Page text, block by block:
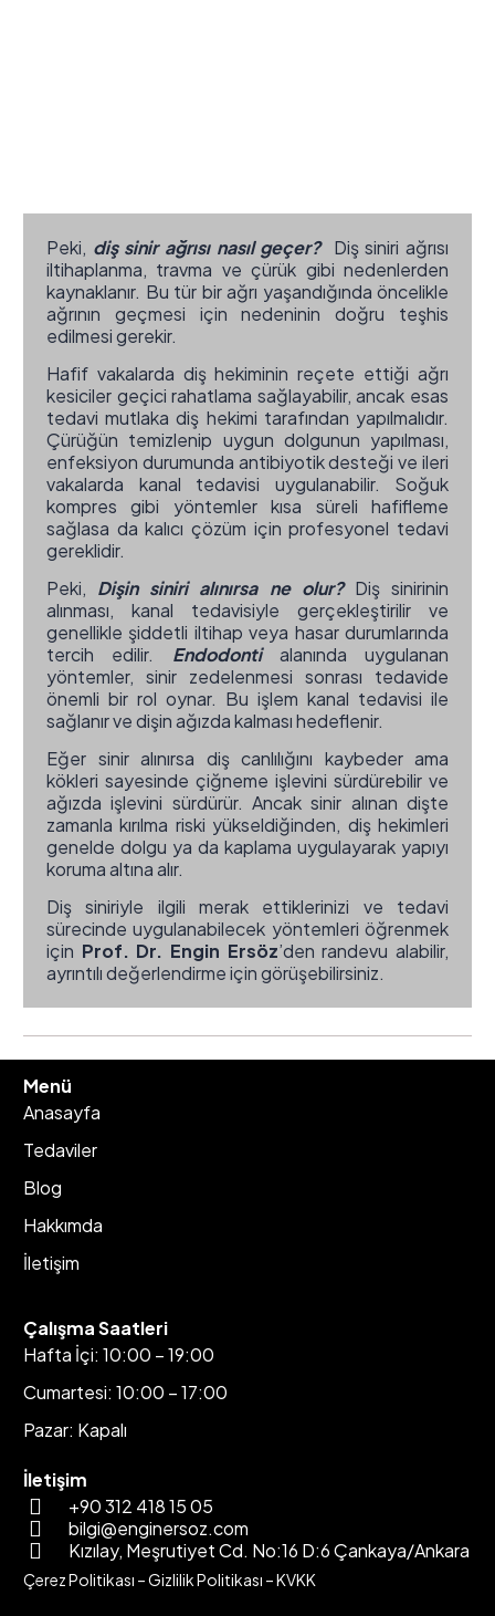
Peki, diş sinir ağrısı nasıl geçer?
Diş siniri ağrısı
iltihaplanma, travma ve çürük gibi nedenlerden
kaynaklanır. Bu tür bir ağrı yaşandığında öncelikle
ağrının geçmesi için nedeninin doğru teşhis
edilmesi gerekir.
Hafif vakalarda diş hekiminin reçete ettiği ağrı
kesiciler geçici rahatlama sağlayabilir, ancak esas
tedavi mutlaka diş hekimi tarafından yapılmalıdır.
Çürüğün temizlenip uygun dolgunun yapılması,
enfeksiyon durumunda antibiyotik desteği ve ileri
vakalarda kanal tedavisi uygulanabilir. Soğuk
kompres gibi yöntemler kısa süreli hafifleme
sağlasa da kalıcı çözüm için profesyonel tedavi
gereklidir.
Peki, Dişin siniri alınırsa ne olur?Diş sinirinin
alınması, kanal tedavisiyle gerçekleştirilir ve
genellikle şiddetli iltihap veya hasar durumlarında
tercih edilir. Endodonti alanında uygulanan
yöntemler, sinir zedelenmesi sonrası tedavide
önemli bir rol oynar. Bu işlem kanal tedavisi ile
sağlanır ve dişin ağızda kalması hedeflenir.
Eğer sinir alınırsa diş canlılığını kaybeder ama
kökleri sayesinde çiğneme işlevini sürdürebilir ve
ağızda işlevini sürdürür. Ancak sinir alınan dişte
zamanla kırılma riski yükseldiğinden, diş hekimleri
genelde dolgu ya da kaplama uygulayarak yapıyı
koruma altına alır.
Diş siniriyle ilgili merak ettiklerinizi ve tedavi
sürecinde uygulanabilecek yöntemleri öğrenmek
için Prof. Dr. Engin Ersöz’den randevu alabilir,
ayrıntılı değerlendirme için görüşebilirsiniz.
Menü
Anasayfa
Tedaviler
Blog
Hakkımda
İletişim
Çalışma Saatleri
Hafta İçi: 10:00 – 19:00
Cumartesi: 10:00 – 17:00
Pazar: Kapalı
İletişim
+90 312 418 15 05
bilgi@enginersoz.com
Kızılay, Meşrutiyet Cd. No:16 D:6 Çankaya/Ankara
Çerez Politikası –Gizlilik Politikası –KVKK